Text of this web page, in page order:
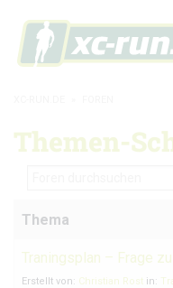
Themen-
Thema
Traningsplan – Frage
Erstellt von: Christian Rost in: